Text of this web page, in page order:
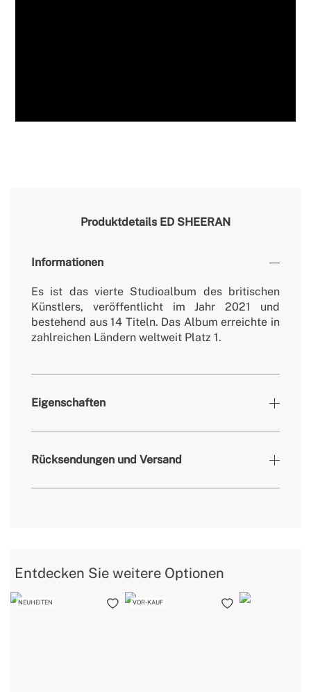
Produktdetails ED SHEERAN
Informationen
Es ist das vierte Studioalbum des britischen
Künstlers, veröffentlicht im Jahr 2021 und
bestehend aus 14 Titeln. Das Album erreichte in
zahlreichen Ländern weltweit Platz 1.
Eigenschaften
» Plattenlabel
Rücksendungen und Versand
Lieferzeiten.
Entdecken Sie weitere Optionen
NEUHEITEN VOR-KAUF